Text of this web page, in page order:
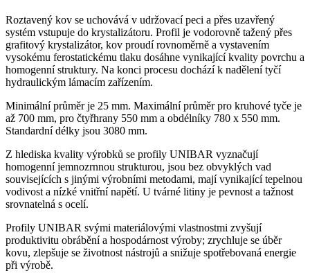
Roztavený kov se uchovává v udržovací peci a přes uzavřený
systém vstupuje do krystalizátoru. Profil je vodorovně tažený přes
grafitový krystalizátor, kov proudí rovnoměrně a vystavením
vysokému ferostatickému tlaku dosáhne vynikající kvality povrchu a
homogenní struktury. Na konci procesu dochází k nadělení tyčí
hydraulickým lámacím zařízením.
Minimální průměr je 25 mm. Maximální průměr pro kruhové tyče je
až 700 mm, pro čtyřhrany 550 mm a obdélníky 780 x 550 mm.
Standardní délky jsou 3080 mm.
Z hlediska kvality výrobků se profily UNIBAR vyznačují
homogenní jemnozrnnou strukturou, jsou bez obvyklých vad
souvisejících s jinými výrobními metodami, mají vynikající tepelnou
vodivost a nízké vnitřní napětí. U tvárné litiny je pevnost a tažnost
srovnatelná s ocelí.
Profily UNIBAR svými materiálovými vlastnostmi zvyšují
produktivitu obrábění a hospodárnost výroby; zrychluje se úběr
kovu, zlepšuje se životnost nástrojů a snižuje spotřebovaná energie
při výrobě.